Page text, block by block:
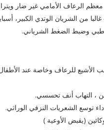
الرعاف الأمامي غير ضار
من الشريان الوتدي الكبير،
وضبط الضغط الشرياني.
الأشيع للرعاف وخاصة عند